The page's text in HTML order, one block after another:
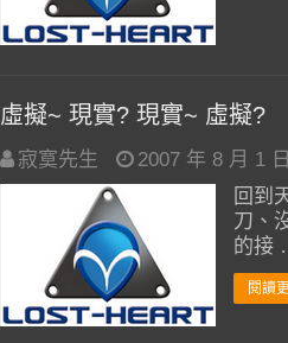
虛擬~ 現實? 現實~ 虛擬?
寂寞先生 2007 年 8 月 1 日
回到
刀、
的接
閱讀